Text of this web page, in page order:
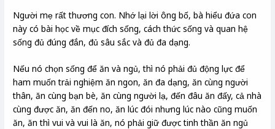
Người mẹ rất thương con. Nhớ lại lời ông bố, bà hiểu đứa con
này có bài học về mục đích sống, cách thức sống và quan hệ
sống đủ đúng đắn, đủ sâu sắc và đủ đa dạng.
Nếu nó chọn sống để ăn và ngủ, thì nó phải đủ động lực để
ham muốn trải nghiệm ăn ngon, ăn đa dạng, ăn cùng người
thân, ăn cùng bạn bè, ăn cùng người lạ, đến đâu ăn đấy, cả nhà
cùng được ăn, ăn đến no, ăn lúc đói nhưng lúc nào cũng muốn
ăn, ăn thì vui và vui là ăn, nó phải giữ được tinh thần ăn ngủ